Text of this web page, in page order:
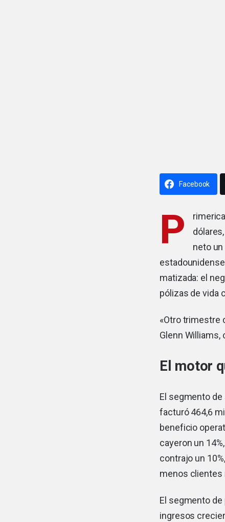
Facebook
P rimerica
neto
matizada: el
pólizas de vida
«Otro trimestre
Glenn
El motor
El segmento
facturó 464,6
beneficio
cayeron un
contrajo un
menos clientes
El segmento
ingresos